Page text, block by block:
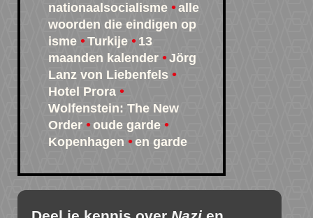
nationaalsocialisme
alle
woorden die eindigen op
isme
Turkije
13
maanden kalender
Jörg
Lanz von Liebenfels
Hotel Prora
Wolfenstein: The New
Order
oude garde
Kopenhagen
en garde